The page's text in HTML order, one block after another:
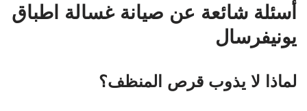
أسئلة شائعة عن صيانة غسالة اطباق
يونيفرسال
لماذا لا يذوب قرص المنظف؟